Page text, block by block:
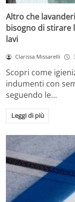
Altro che
bisogno di stirare
lavi
Clarissa Missarelli
Scopri come
indumenti con
seguendo le…
Leggi di più